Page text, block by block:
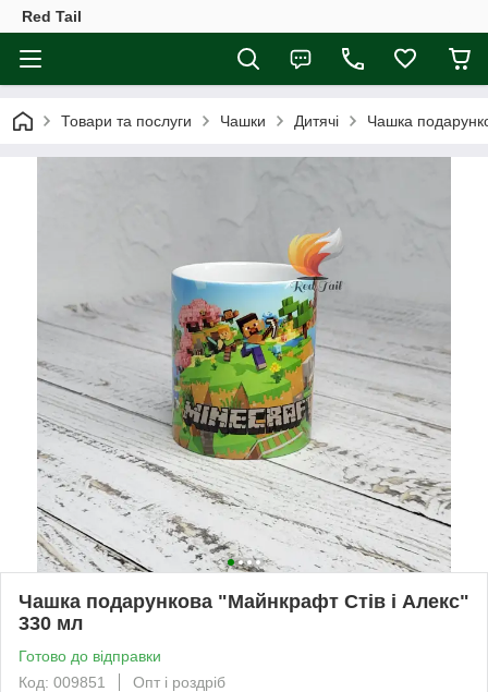
Red Tail
Товари та послуги Чашки Дитячі Чашка
Чашка подарункова "Майнкрафт Стів і Алекс"
330 мл
Готово до відправки
Код: 009851
Опт і роздріб